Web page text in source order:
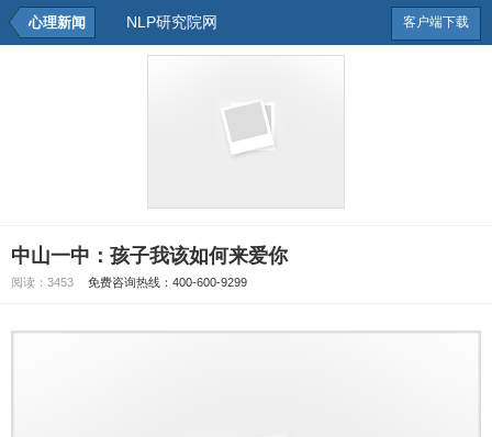
心理新闻 NLP研究院网 客户端下载
中山一中：孩子我该如何来爱你
阅读： 3453 免费咨询热线：400-600-9299